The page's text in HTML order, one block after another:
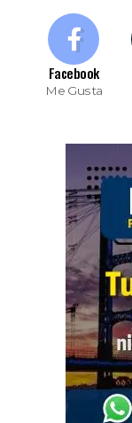
Facebook
Me Gusta